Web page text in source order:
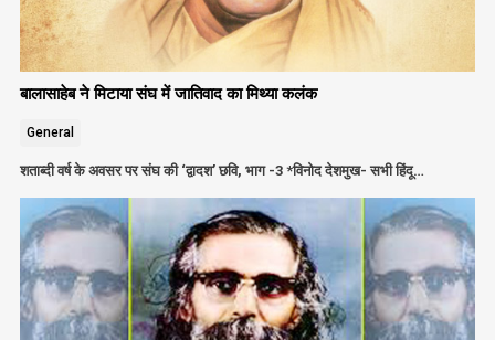
बालासाहेब ने मिटाया संघ में जातिवाद का मिथ्या कलंक
General
शताब्दी वर्ष के अवसर पर संघ की ‘द्वादश’ छवि, भाग -3 *विनोद देशमुख- सभी हिंदू…